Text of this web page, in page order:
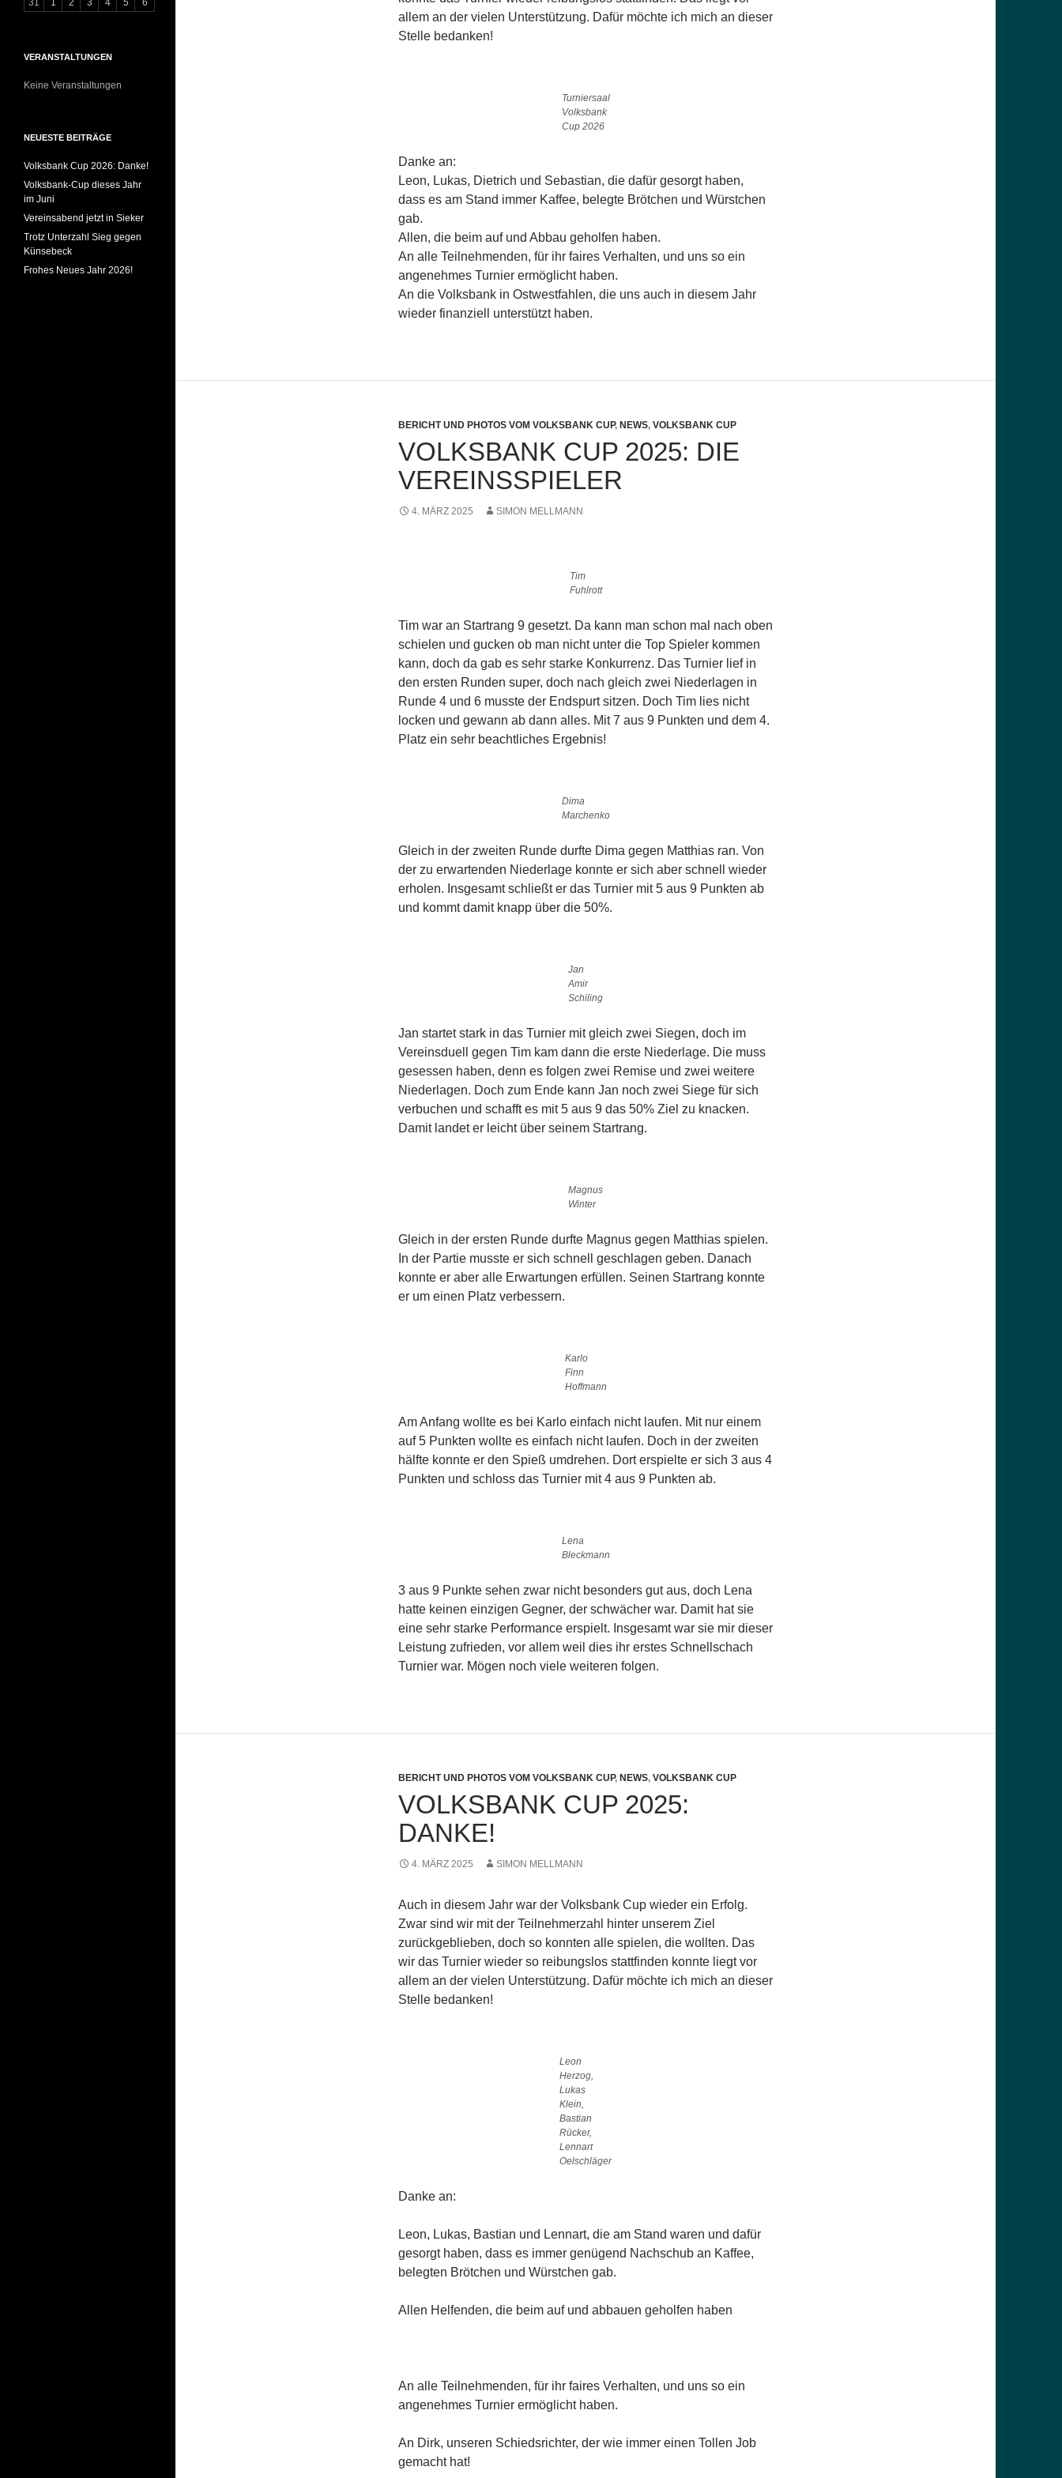
allem an der vielen Unterstützung. Dafür möchte ich mich an dieser
Stelle bedanken!
Turniersaal
Volksbank
Cup 2026
Danke an:
Leon, Lukas, Dietrich und Sebastian, die dafür gesorgt haben,
dass es am Stand immer Kaffee, belegte Brötchen und Würstchen
gab.
Allen, die beim auf und Abbau geholfen haben.
An alle Teilnehmenden, für ihr faires Verhalten, und uns so ein
angenehmes Turnier ermöglicht haben.
An die Volksbank in Ostwestfahlen, die uns auch in diesem Jahr
wieder finanziell unterstützt haben.
BERICHT UND PHOTOS VOM VOLKSBANK CUP, NEWS, VOLKSBANK CUP
VOLKSBANK CUP 2025: DIE
VEREINSSPIELER
4. MÄRZ 2025 SIMON MELLMANN
Tim
Fuhlrott
Tim war an Startrang 9 gesetzt. Da kann man schon mal nach oben
schielen und gucken ob man nicht unter die Top Spieler kommen
kann, doch da gab es sehr starke Konkurrenz. Das Turnier lief in
den ersten Runden super, doch nach gleich zwei Niederlagen in
Runde 4 und 6 musste der Endspurt sitzen. Doch Tim lies nicht
locken und gewann ab dann alles. Mit 7 aus 9 Punkten und dem 4.
Platz ein sehr beachtliches Ergebnis!
Dima
Marchenko
Gleich in der zweiten Runde durfte Dima gegen Matthias ran. Von
der zu erwartenden Niederlage konnte er sich aber schnell wieder
erholen. Insgesamt schließt er das Turnier mit 5 aus 9 Punkten ab
und kommt damit knapp über die 50%.
Jan
Amir
Schiling
Jan startet stark in das Turnier mit gleich zwei Siegen, doch im
Vereinsduell gegen Tim kam dann die erste Niederlage. Die muss
gesessen haben, denn es folgen zwei Remise und zwei weitere
Niederlagen. Doch zum Ende kann Jan noch zwei Siege für sich
verbuchen und schafft es mit 5 aus 9 das 50% Ziel zu knacken.
Damit landet er leicht über seinem Startrang.
Magnus
Winter
Gleich in der ersten Runde durfte Magnus gegen Matthias spielen.
In der Partie musste er sich schnell geschlagen geben. Danach
konnte er aber alle Erwartungen erfüllen. Seinen Startrang konnte
er um einen Platz verbessern.
Karlo
Finn
Hoffmann
Am Anfang wollte es bei Karlo einfach nicht laufen. Mit nur einem
auf 5 Punkten wollte es einfach nicht laufen. Doch in der zweiten
hälfte konnte er den Spieß umdrehen. Dort erspielte er sich 3 aus 4
Punkten und schloss das Turnier mit 4 aus 9 Punkten ab.
Lena
Bleckmann
3 aus 9 Punkte sehen zwar nicht besonders gut aus, doch Lena
hatte keinen einzigen Gegner, der schwächer war. Damit hat sie
eine sehr starke Performance erspielt. Insgesamt war sie mir dieser
Leistung zufrieden, vor allem weil dies ihr erstes Schnellschach
Turnier war. Mögen noch viele weiteren folgen.
BERICHT UND PHOTOS VOM VOLKSBANK CUP, NEWS, VOLKSBANK CUP
VOLKSBANK CUP 2025:
DANKE!
4. MÄRZ 2025 SIMON MELLMANN
Auch in diesem Jahr war der Volksbank Cup wieder ein Erfolg.
Zwar sind wir mit der Teilnehmerzahl hinter unserem Ziel
zurückgeblieben, doch so konnten alle spielen, die wollten. Das
wir das Turnier wieder so reibungslos stattfinden konnte liegt vor
allem an der vielen Unterstützung. Dafür möchte ich mich an dieser
Stelle bedanken!
Leon
Herzog,
Lukas
Klein,
Bastian
Rücker,
Lennart
Oelschläger
Danke an:
Leon, Lukas, Bastian und Lennart, die am Stand waren und dafür
gesorgt haben, dass es immer genügend Nachschub an Kaffee,
belegten Brötchen und Würstchen gab.
Allen Helfenden, die beim auf und abbauen geholfen haben
An alle Teilnehmenden, für ihr faires Verhalten, und uns so ein
angenehmes Turnier ermöglicht haben.
An Dirk, unseren Schiedsrichter, der wie immer einen Tollen Job
gemacht hat!
VERANSTALTUNGEN
Keine Veranstaltungen
NEUESTE BEITRÄGE
Volksbank Cup 2026: Danke!
Volksbank-Cup dieses Jahr
im Juni
Vereinsabend jetzt in Sieker
Trotz Unterzahl Sieg gegen
Künsebeck
Frohes Neues Jahr 2026!